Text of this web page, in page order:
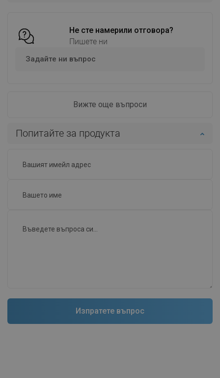
Не сте намерили отговора?
Пишете ни
Задайте ни въпрос
Вижте още въпроси
Попитайте за продукта